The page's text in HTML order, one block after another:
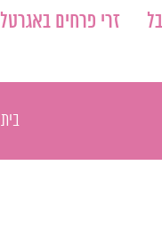
זרי פרחים באגרטל
בית